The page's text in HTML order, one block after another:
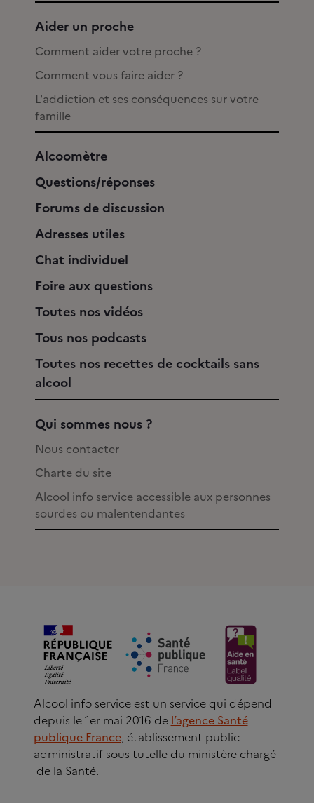
Aider un proche
Comment aider votre proche ?
Comment vous faire aider ?
L'addiction et ses conséquences sur votre
famille
Alcoomètre
Questions/réponses
Forums de discussion
Adresses utiles
Chat individuel
Foire aux questions
Toutes nos vidéos
Tous nos podcasts
Toutes nos recettes de cocktails sans
alcool
Qui sommes nous ?
Nous contacter
Charte du site
Alcool info service accessible aux personnes
sourdes ou malentendantes
Alcool info service est un service qui dépend
depuis le 1er mai 2016 de l’agence Santé
publique France, établissement public
administratif sous tutelle du ministère chargé
de la Santé.